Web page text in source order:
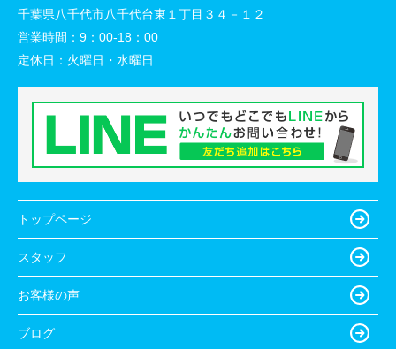
千葉県八千代市八千代台東１丁目３４－１２
営業時間： 9：00-18：00
定休日： 火曜日・水曜日
トップページ
スタッフ
お客様の声
ブログ